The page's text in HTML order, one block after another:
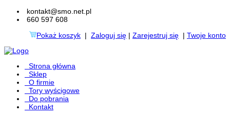
kontakt@smo.net.pl
660 597 608
Pokaż koszyk | Zaloguj się | Zarejestruj się | Twoje konto
Strona główna
Sklep
O firmie
Tory wyścigowe
Do pobrania
Kontakt